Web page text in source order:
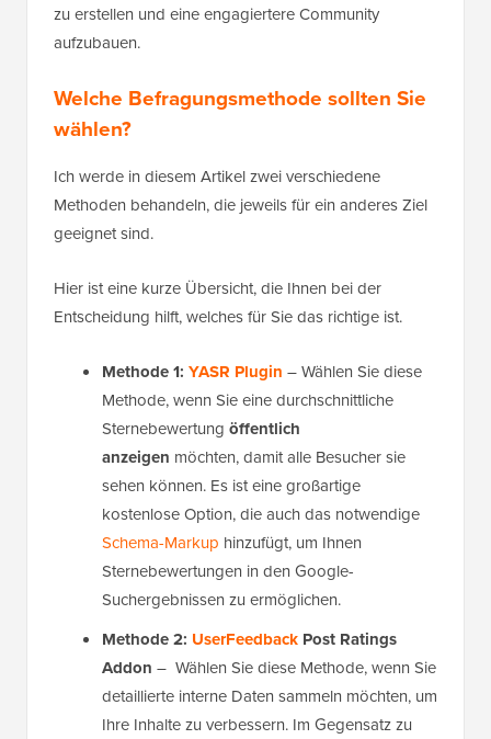
zu erstellen und eine engagiertere Community
aufzubauen.
Welche Befragungsmethode sollten Sie
wählen?
Ich werde in diesem Artikel zwei verschiedene
Methoden behandeln, die jeweils für ein anderes Ziel
geeignet sind.
Hier ist eine kurze Übersicht, die Ihnen bei der
Entscheidung hilft, welches für Sie das richtige ist.
Methode 1: YASR Plugin – Wählen Sie diese
Methode, wenn Sie eine durchschnittliche
Sternebewertung öffentlich
anzeigen möchten, damit alle Besucher sie
sehen können. Es ist eine großartige
kostenlose Option, die auch das notwendige
Schema-Markup hinzufügt, um Ihnen
Sternebewertungen in den Google-
Suchergebnissen zu ermöglichen.
Methode 2: UserFeedback Post Ratings
Addon – Wählen Sie diese Methode, wenn Sie
detaillierte interne Daten sammeln möchten, um
Ihre Inhalte zu verbessern. Im Gegensatz zu